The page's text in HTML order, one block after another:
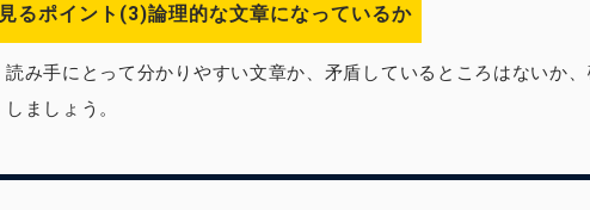
見るポイント(3)論理的な文章になっているか
読み手にとって分かりやすい文章か、矛盾しているところはないか
しましょう。